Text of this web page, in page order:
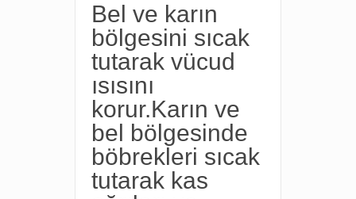
Bel ve karın
bölgesini sıcak
tutarak vücud
ısısını
korur.Karın ve
bel bölgesinde
böbrekleri sıcak
tutarak kas